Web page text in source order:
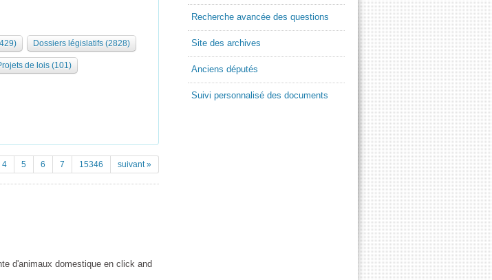
Dossiers législatifs (2828)
de lois (101)
4 5 6 7 15346 suivant »
d'animaux domestique en click and
Recherche avancée des questions
Site des archives
Anciens députés
Suivi personnalisé des documents